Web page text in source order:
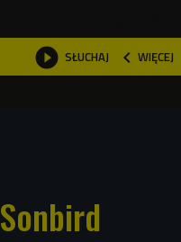
 SŁUCHAJ  WIĘCEJ
